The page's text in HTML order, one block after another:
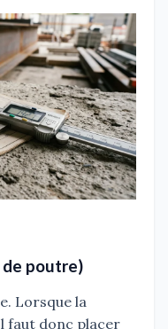
de poutre)
Lorsque la
faut donc placer